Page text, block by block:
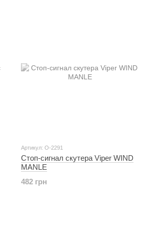
Артикул: O-2291
Стоп-сигнал скутера Viper WIND
MANLE
482 грн